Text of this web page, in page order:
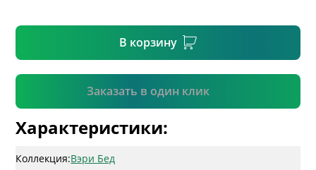
В корзину
Заказать в один клик
Подтвердить
Характеристики:
Коллекция:Вэри Бед